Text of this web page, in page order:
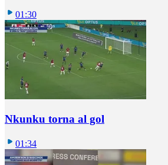
01:30
Nkunku torna al gol
01:34